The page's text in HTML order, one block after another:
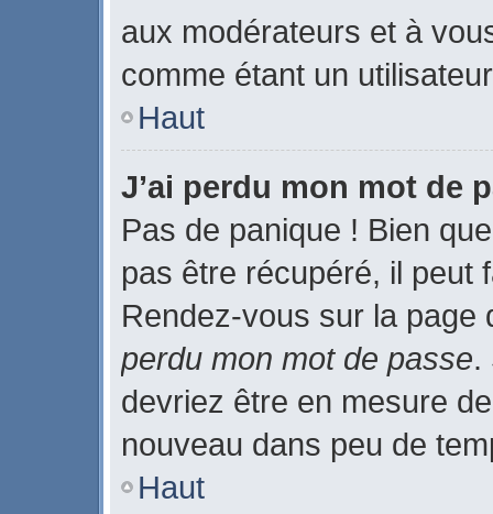
aux modérateurs et à
comme étant un
Haut
J’ai perdu mon mot de
Pas de panique ! Bien
pas être récupéré, il peut
Rendez-vous sur la
perdu mon mot de passe.
devriez être en mesure
nouveau dans peu de
Haut